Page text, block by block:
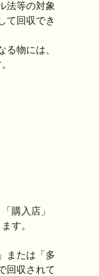
法等の対象
て回収でき
る物には、
購入店」
す。
または「多
回収されて